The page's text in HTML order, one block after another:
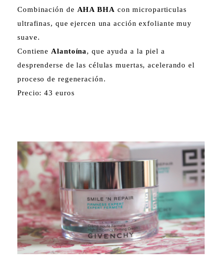
Combinación de AHA BHA con microparticulas
ultrafinas, que ejercen una acción exfoliante muy
suave.
Contiene Alantoína, que ayuda a la piel a
desprenderse de las células muertas, acelerando el
proceso de regeneración.
Precio: 43 euros